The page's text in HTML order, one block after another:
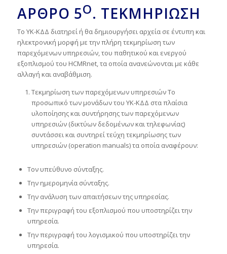
ΆΡΘΡΟ 5Ο. ΤΕΚΜΗΡΊΩΣΗ
Το ΥΚ-ΚΔΔ διατηρεί ή θα δημιουργήσει αρχεία σε έντυπη και
ηλεκτρονική μορφή με την πλήρη τεκμηρίωση των
παρεχόμενων υπηρεσιών, του παθητικού και ενεργού
εξοπλισμού του HCMRnet, τα οποία ανανεώνονται με κάθε
αλλαγή και αναβάθμιση.
Τεκμηρίωση των παρεχόμενων υπηρεσιών Το
προσωπικό των μονάδων του ΥΚ-ΚΔΔ στα πλαίσια
υλοποίησης και συντήρησης των παρεχόμενων
υπηρεσιών (δικτύων δεδομένων και τηλεφωνίας)
συντάσσει και συντηρεί τεύχη τεκμηρίωσης των
υπηρεσιών (operation manuals) τα οποία αναφέρουν:
Τον υπεύθυνο σύνταξης.
Την ημερομηνία σύνταξης.
Την ανάλυση των απαιτήσεων της υπηρεσίας.
Την περιγραφή του εξοπλισμού που υποστηρίζει την
υπηρεσία.
Την περιγραφή του λογισμικού που υποστηρίζει την
υπηρεσία.